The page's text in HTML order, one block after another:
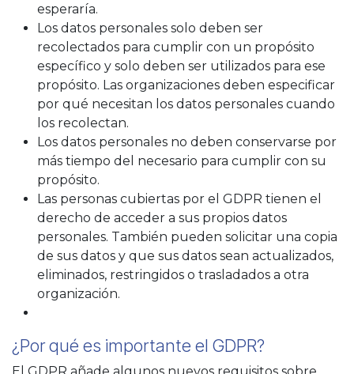
esperaría.
Los datos personales solo deben ser
recolectados para cumplir con un propósito
específico y solo deben ser utilizados para ese
propósito. Las organizaciones deben especificar
por qué necesitan los datos personales cuando
los recolectan.
Los datos personales no deben conservarse por
más tiempo del necesario para cumplir con su
propósito.
Las personas cubiertas por el GDPR tienen el
derecho de acceder a sus propios datos
personales. También pueden solicitar una copia
de sus datos y que sus datos sean actualizados,
eliminados, restringidos o trasladados a otra
organización.
¿Por qué es importante el GDPR?